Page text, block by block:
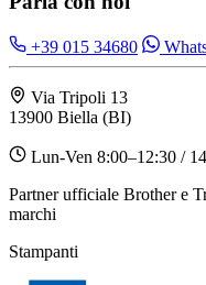
+39 015 34680
Via Tripoli 13
13900 Biella (BI)
Lun-Ven 8:00–12:30 /
Partner ufficiale Brother e
marchi
Stampanti